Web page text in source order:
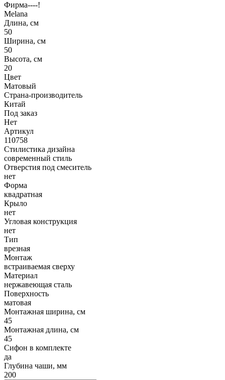
Фирма----!
Melana
Длина, см
50
Ширина, см
50
Высота, см
20
Цвет
Матовый
Страна-производитель
Китай
Под заказ
Нет
Артикул
110758
Стилистика дизайна
современный стиль
Отверстия под смеситель
нет
Форма
квадратная
Крыло
нет
Угловая конструкция
нет
Тип
врезная
Монтаж
встраиваемая сверху
Материал
нержавеющая сталь
Поверхность
матовая
Монтажная ширина, см
45
Монтажная длина, см
45
Сифон в комплекте
да
Глубина чаши, мм
200